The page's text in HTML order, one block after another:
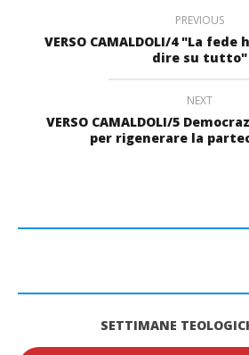
PREVIOUS
VERSO CAMALDOLI/4 "La
dire su tutto"
NEXT
VERSO CAMALDOLI/5
per rigenerare la
SETTIMANE